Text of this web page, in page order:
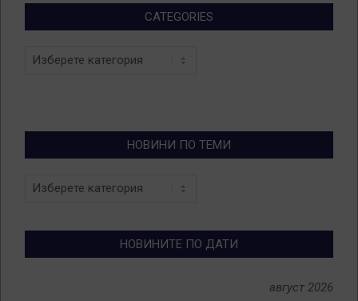
CATEGORIES
Categories
НОВИНИ ПО ТЕМИ
Новини
НОВИНИТЕ ПО ДАТИ
август 2026